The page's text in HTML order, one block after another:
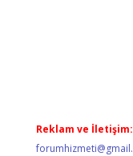
Reklam ve İletişim: